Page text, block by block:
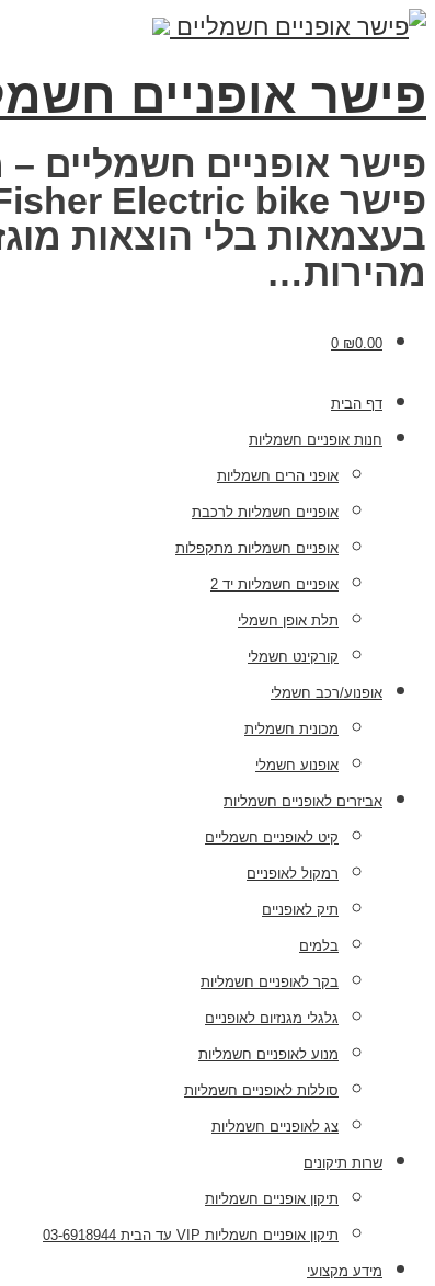
פישר אופניים
פישר אופניים חשמליים
בעצמאות בלי הוצאות
מהירות…
₪0.00
0
דף הבית
חנות אופניים חשמליות
אופני הרים חשמליות
אופניים חשמליות לרכבת
אופניים חשמליות מתקפלות
אופניים חשמליות יד 2
תלת אופן חשמלי
קורקינט חשמלי
אופנוע/רכב חשמלי
מכונית חשמלית
אופנוע חשמלי
אביזרים לאופניים חשמליות
קיט לאופניים חשמליים
רמקול לאופניים
תיק לאופניים
בלמים
בקר לאופניים חשמליות
גלגלי מגנזיום לאופניים
מנוע לאופניים חשמליות
סוללות לאופניים חשמליות
צג לאופניים חשמליות
שרות תיקונים
תיקון אופניים חשמליות
תיקון אופניים חשמליות VIP עד הבית 03-6918944
מידע מקצועי